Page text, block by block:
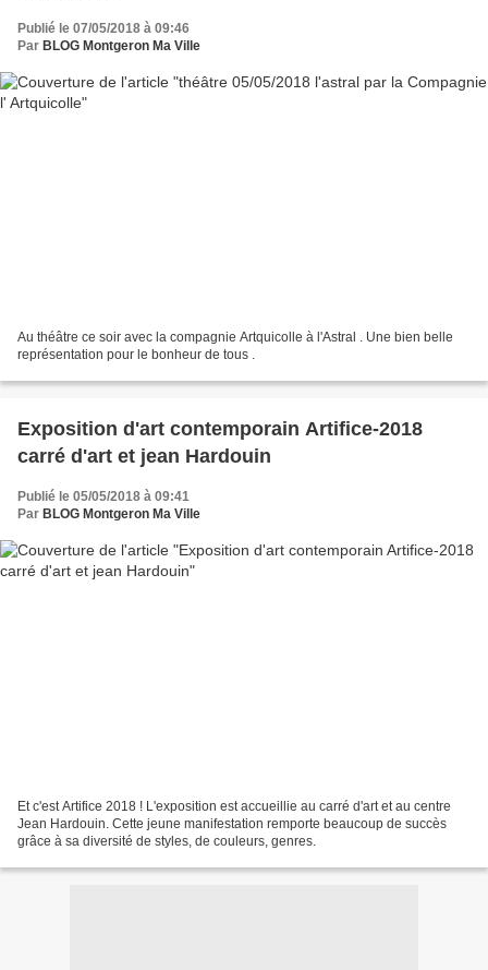
Publié le 07/05/2018 à 09:46
Par BLOG Montgeron Ma Ville
Au théâtre ce soir avec la compagnie Artquicolle à l'Astral . Une bien belle
représentation pour le bonheur de tous .
Exposition d'art contemporain Artifice-2018
carré d'art et jean Hardouin
Publié le 05/05/2018 à 09:41
Par BLOG Montgeron Ma Ville
Et c'est Artifice 2018 ! L'exposition est accueillie au carré d'art et au centre
Jean Hardouin. Cette jeune manifestation remporte beaucoup de succès
grâce à sa diversité de styles, de couleurs, genres.